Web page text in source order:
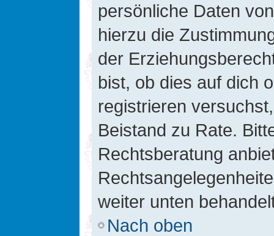
persönliche Daten
hierzu die
der
bist, ob dies auf dich
registrieren
Beistand zu Rate.
Rechtsberatung
weiter unten
Nach oben